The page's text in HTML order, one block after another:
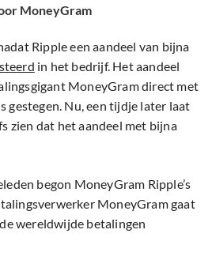
MoneyGram
Ripple een aandeel van bijna
in het bedrijf. Het aandeel
MoneyGram direct met
gestegen. Nu, een tijdje later laat
zien dat het aandeel met bijna
begon MoneyGram Ripple’s
MoneyGram gaat
wereldwijde betalingen